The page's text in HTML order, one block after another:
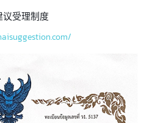
受理制度